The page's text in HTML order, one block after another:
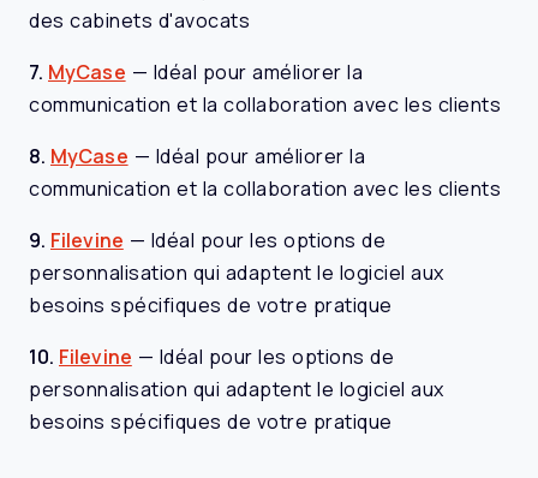
des cabinets d'avocats
7. MyCase — Idéal pour améliorer la
communication et la collaboration avec les clients
8. MyCase — Idéal pour améliorer la
communication et la collaboration avec les clients
9. Filevine — Idéal pour les options de
personnalisation qui adaptent le logiciel aux
besoins spécifiques de votre pratique
10. Filevine — Idéal pour les options de
personnalisation qui adaptent le logiciel aux
besoins spécifiques de votre pratique